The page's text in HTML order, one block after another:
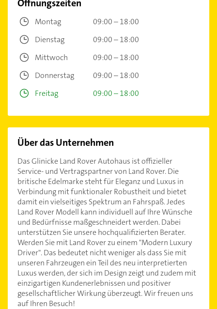
Öffnungszeiten
Montag
09:00 – 18:00
Dienstag
09:00 – 18:00
Mittwoch
09:00 – 18:00
Donnerstag
09:00 – 18:00
Freitag
09:00 – 18:00
Über das Unternehmen
Das Glinicke Land Rover Autohaus ist offizieller
Service- und Vertragspartner von Land Rover. Die
britische Edelmarke steht für Eleganz und Luxus in
Verbindung mit funktionaler Robustheit und bietet
damit ein vielseitiges Spektrum an Fahrspaß. Jedes
Land Rover Modell kann individuell auf Ihre Wünsche
und Bedürfnisse maßgeschneidert werden. Dabei
unterstützen Sie unsere hochqualifizierten Berater.
Werden Sie mit Land Rover zu einem "Modern Luxury
Driver". Das bedeutet nicht weniger als dass Sie mit
unseren Fahrzeugen ein Teil des neu interpretierten
Luxus werden, der sich im Design zeigt und zudem mit
einzigartigen Kundenerlebnissen und positiver
gesellschaftlicher Wirkung überzeugt. Wir freuen uns
auf Ihren Besuch!